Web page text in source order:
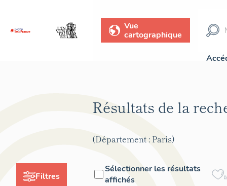
Vue
cartographique
Filtres
Résultats de la
(Département : Paris)
Sélectionner les résultats
affichés